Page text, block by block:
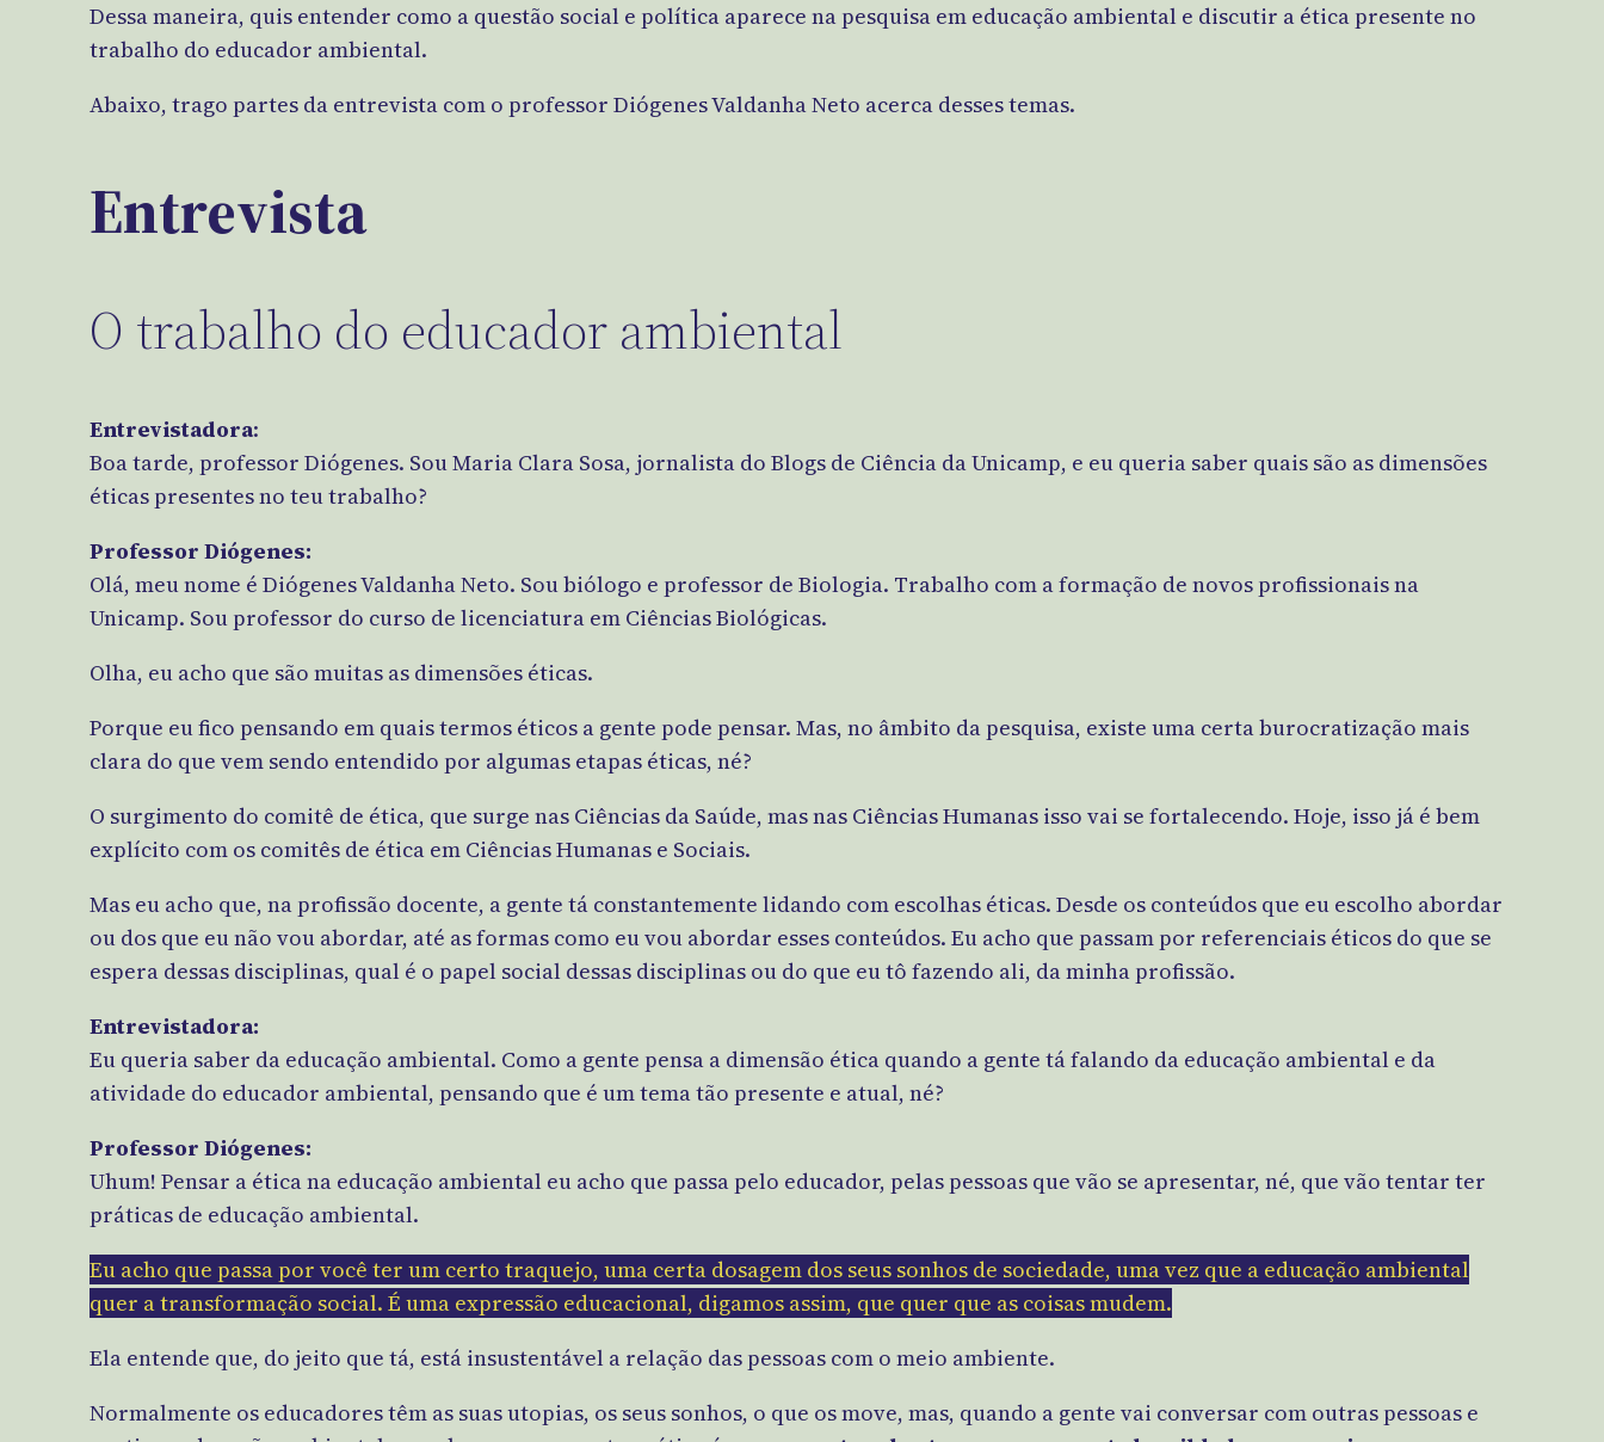
Dessa maneira, quis entender como a questão social e política aparece na pesquisa em educação ambiental e discutir a ética presente no
trabalho do educador ambiental.
Abaixo, trago partes da entrevista com o professor Diógenes Valdanha Neto acerca desses temas.
Entrevista
O trabalho do educador ambiental
Entrevistadora:
Boa tarde, professor Diógenes. Sou Maria Clara Sosa, jornalista do Blogs de Ciência da Unicamp, e eu queria saber quais são as dimensões
éticas presentes no teu trabalho?
Professor Diógenes:
Olá, meu nome é Diógenes Valdanha Neto. Sou biólogo e professor de Biologia. Trabalho com a formação de novos profissionais na
Unicamp. Sou professor do curso de licenciatura em Ciências Biológicas.
Olha, eu acho que são muitas as dimensões éticas.
Porque eu fico pensando em quais termos éticos a gente pode pensar. Mas, no âmbito da pesquisa, existe uma certa burocratização mais
clara do que vem sendo entendido por algumas etapas éticas, né?
O surgimento do comitê de ética, que surge nas Ciências da Saúde, mas nas Ciências Humanas isso vai se fortalecendo. Hoje, isso já é bem
explícito com os comitês de ética em Ciências Humanas e Sociais.
Mas eu acho que, na profissão docente, a gente tá constantemente lidando com escolhas éticas. Desde os conteúdos que eu escolho abordar
ou dos que eu não vou abordar, até as formas como eu vou abordar esses conteúdos. Eu acho que passam por referenciais éticos do que se
espera dessas disciplinas, qual é o papel social dessas disciplinas ou do que eu tô fazendo ali, da minha profissão.
Entrevistadora:
Eu queria saber da educação ambiental. Como a gente pensa a dimensão ética quando a gente tá falando da educação ambiental e da
atividade do educador ambiental, pensando que é um tema tão presente e atual, né?
Professor Diógenes:
Uhum! Pensar a ética na educação ambiental eu acho que passa pelo educador, pelas pessoas que vão se apresentar, né, que vão tentar ter
práticas de educação ambiental.
Eu acho que passa por você ter um certo traquejo, uma certa dosagem dos seus sonhos de sociedade, uma vez que a educação ambiental
quer a transformação social. É uma expressão educacional, digamos assim, que quer que as coisas mudem.
Ela entende que, do jeito que tá, está insustentável a relação das pessoas com o meio ambiente.
Normalmente os educadores têm as suas utopias, os seus sonhos, o que os move, mas, quando a gente vai conversar com outras pessoas e